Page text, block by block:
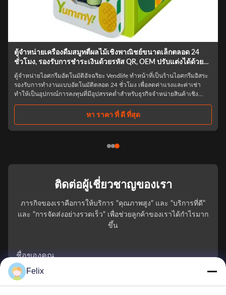
ตู้จำหน่ายเครื่องดื่มสมูทตี้ผลไม้เชิงพาณิชย์ขนาดเล็กตลอด 24
ชั่วโมง, รองรับการชำระเงินด้วยรหัส QR, OEM ปรับแต่งได้ด้วย
อินเทอร์เฟซ SDK
ตู้จำหน่ายไอศกรีมอัตโนมัติอัจฉริยะ Vendlife ทำหน้าที่เป็นร้านไอศกรีมอิสระ
รองรับการทำงานแบบอัตโนมัติตลอด 24 ชั่วโมง เพื่อลดค่าแรงและค่าเช่า
ทำให้เป็นอุปกรณ์การลงทุนที่มีอุปสรรคต่ำสำหรับธุรกิจจำหน่ายสินค้าเชิง
หา ราคา ที่ ดี ที่สุด
ติดต่อผู้เชี่ยวชาญของเรา
ภารกิจของเราคือการให้บริการ "คุณภาพสูง" และ "บริการที่ดี"
และ "การจัดส่งอย่างรวดเร็ว" เพื่อช่วยลูกค้าของเราได้กําไรมาก
ขึ้น
ชื่อของคุณ
หมายเลขโทรศัพท์
Felix